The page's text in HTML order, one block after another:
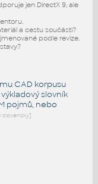
jen DirectX 9, ale
a cestu součásti?
podle revize.
CAD korpusu
výkladový slovník
pojmů, nebo
slovensky]